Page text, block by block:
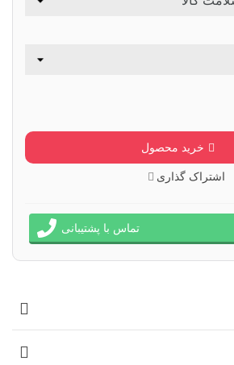
خرید محصول
اشتراک گذاری
تماس با پشتیبانی